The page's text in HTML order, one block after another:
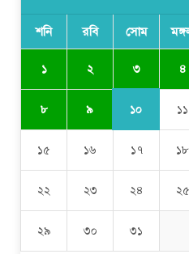
শনি রবি সোম
১ ২ ৩ ৪
৮ ৯ ১০ ১১
১৫ ১৬ ১৭ ১৮
২২ ২৩ ২৪ ২৫
২৯ ৩০ ৩১